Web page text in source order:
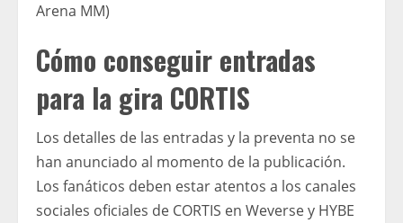
Arena MM)
Cómo conseguir entradas
para la gira CORTIS
Los detalles de las entradas y la preventa no se
han anunciado al momento de la publicación.
Los fanáticos deben estar atentos a los canales
sociales oficiales de CORTIS en Weverse y HYBE